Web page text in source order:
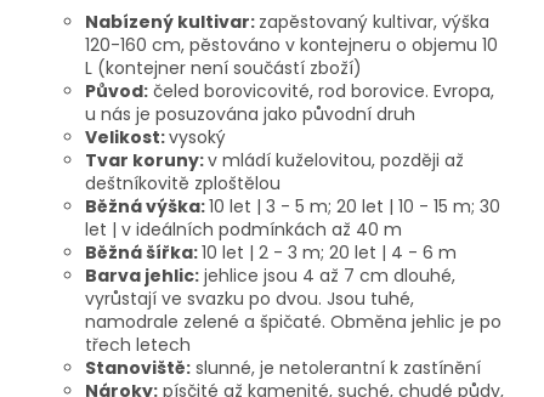
Nabízený kultivar: zapěstovaný kultivar, výška
120-160 cm, pěstováno v kontejneru o objemu 10
L (kontejner není součástí zboží)
Původ: čeled borovicovité, rod borovice. Evropa,
u nás je posuzována jako původní druh
Velikost:vysoký
Tvar koruny:v mládí kuželovitou, později až
deštníkovitě zploštělou
Běžná výška:10 let | 3 - 5 m; 20 let | 10 - 15 m; 30
let | v ideálních podmínkách až 40 m
Běžná šířka:10 let | 2 - 3 m; 20 let | 4 - 6 m
Barva jehlic: jehlice jsou 4 až 7 cm dlouhé,
vyrůstají ve svazku po dvou. Jsou tuhé,
namodrale zelené a špičaté. Obměna jehlic je po
třech letech
Stanoviště: slunné, je netolerantní k zastínění
Nároky: písčité až kamenité, suché, chudé půdy,